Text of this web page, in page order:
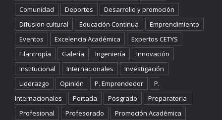
Comunidad
Deportes
Desarrollo y promoción
Difusion cultural
Educación Continua
Emprendimiento
Eventos
Excelencia Académica
Expertos CETYS
Filantropía
Galería Ingeniería
Innovación
Institucional
Internacionales
Investigación
Liderazgo
Opinión P. Emprendedor
P.
Internacionales
Portada Posgrado
Preparatoria
Profesional
Profesorado Promoción Académica